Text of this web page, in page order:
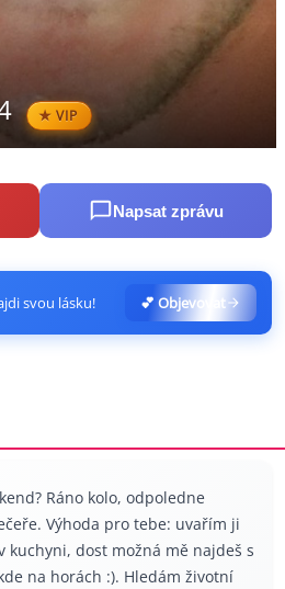
VIP
Napsat zprávu
svou lásku! 💕 Objevovat
Ráno kolo, odpoledne
Výhoda pro tebe: uvařím ji
kuchyni, dost možná mě najdeš s
na horách :). Hledám životní